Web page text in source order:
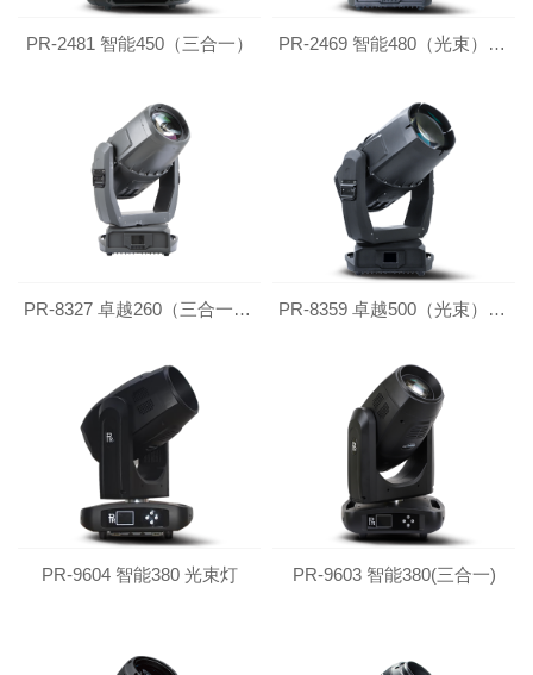
PR-2481 智能450（三合一） PR-2469 智能480（光束）高防水升级版
PR-8327 卓越260（三合一）防水版 PR-8359 卓越500（光束）防水版
PR-9604 智能380 光束灯 PR-9603 智能380(三合一)